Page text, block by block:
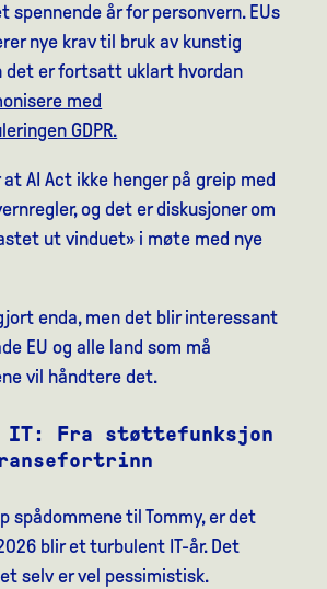
spennende år for personvern. EUs
nye krav til bruk av kunstig
det er fortsatt uklart hvordan
med
GDPR.
AI Act ikke henger på greip med
og det er diskusjoner om
ut vinduet» i møte med nye
enda, men det blir interessant
EU og alle land som må
vil håndtere det.
IT: Fra støttefunksjon
spådommene til Tommy, er det
blir et turbulent IT-år. Det
selv er vel pessimistisk.